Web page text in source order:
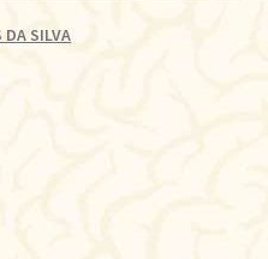
DA SILVA